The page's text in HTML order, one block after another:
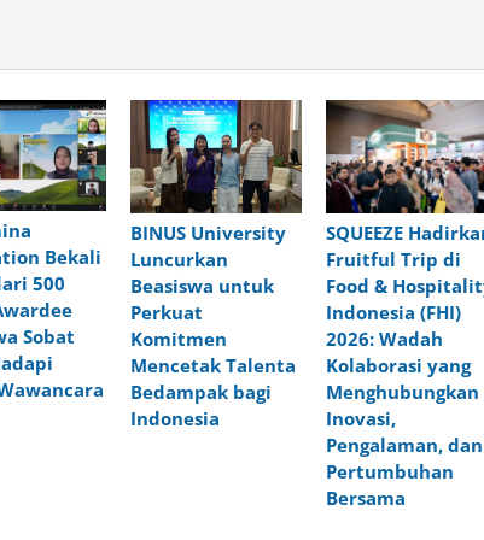
Bekali
500
Sobat
BINUS University
Luncurkan
Beasiswa untuk
Perkuat
Komitmen
Mencetak Talenta
Bedampak bagi
Indonesia
SQUEEZE
Fruitful Trip di
Food &
Indonesia (FHI)
2026: Wadah
Kolaborasi yang
Menghubungkan
Inovasi,
Pengalaman, dan
Pertumbuhan
Bersama